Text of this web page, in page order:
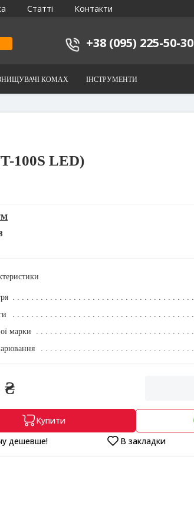
Статті Контакти
+38 (095) 225-50-30
КОМАХ ІНСТРУМЕНТИ
100S LED)
марки
₴
Купити
дешевше! В закладки